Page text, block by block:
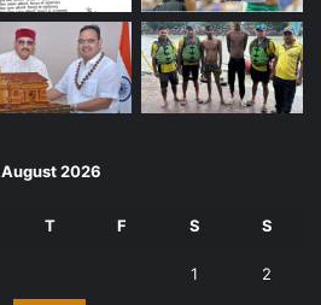
August 2026
T F S S
1 2